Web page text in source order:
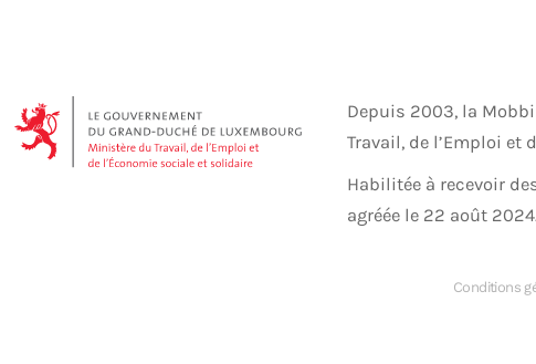
Depuis 2003, la
Travail, de l’Emploi et
Habilitée à recevoir
agréée le 22 août
Conditions